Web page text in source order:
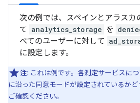
次の例では、スペインとアラスカ
て analytics_storage を
べてのユーザーに対して
に設定します。
注: これは例です。各測定サービスに
に沿った同意モードが設定されているか
ご確認ください。